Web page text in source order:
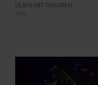
LILIEN MIT TRAUBEN
2019